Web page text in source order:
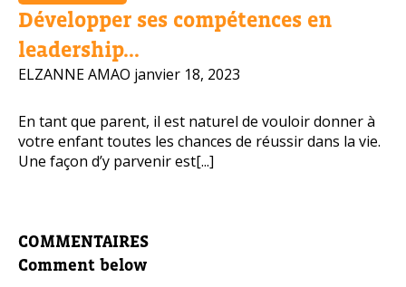
Développer ses compétences en
leadership...
ELZANNE AMAO janvier 18, 2023
En tant que parent, il est naturel de vouloir donner à
votre enfant toutes les chances de réussir dans la vie.
Une façon d’y parvenir est[...]
COMMENTAIRES
Comment below